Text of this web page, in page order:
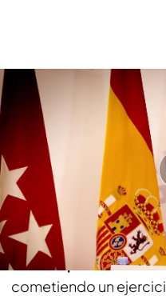
La respuesta de Ayuso, sobre los
PUEDE INTERESARTE
'TEM' pregunta a
afectados de San
respuesta de la
"Estamos
insultos por la
cometiendo un